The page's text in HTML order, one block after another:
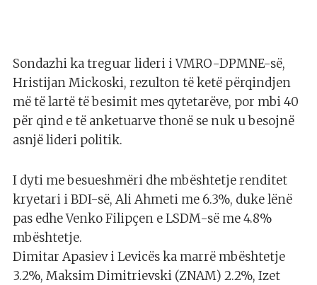
Sondazhi ka treguar lideri i VMRO-DPMNE-së,
Hristijan Mickoski, rezulton të ketë përqindjen
më të lartë të besimit mes qytetarëve, por mbi 40
për qind e të anketuarve thonë se nuk u besojnë
asnjë lideri politik.
I dyti me besueshmëri dhe mbështetje renditet
kryetari i BDI-së, Ali Ahmeti me 6.3%, duke lënë
pas edhe Venko Filipçen e LSDM-së me 4.8%
mbështetje.
Dimitar Apasiev i Levicës ka marrë mbështetje
3.2%, Maksim Dimitrievski (ZNAM) 2.2%, Izet